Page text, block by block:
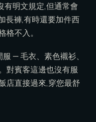
有明文規定,但通常會
長褲,有時還要加件西
不入。
— 毛衣、素色襯衫、
對賓客這邊也沒有服
店直接過來,穿您最舒